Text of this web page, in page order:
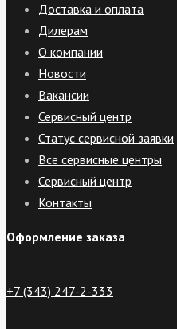
Доставка и оплата
Дилерам
О компании
Новости
Вакансии
Сервисный центр
Статус сервисной заявки
Все сервисные центры
Сервисный центр
Контакты
Оформление заказа
+7 (343) 247-2-333